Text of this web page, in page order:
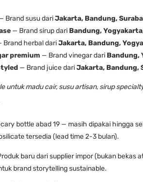
Brand susu dariJakarta, Bandung,
— Brand sirup dari Bandung,
Brand herbal dariJakarta, Bandung,
premium — Brand vinegar dari Bandung,
— Brand juice dariJakarta, Bandung,
untuk madu cair, susu artisan, sirup
bottle abad 19 — masih dipakai hingga
tersedia (lead time 2-3 bulan).
baru dari supplier impor (bukan
brand storytelling sustainable.